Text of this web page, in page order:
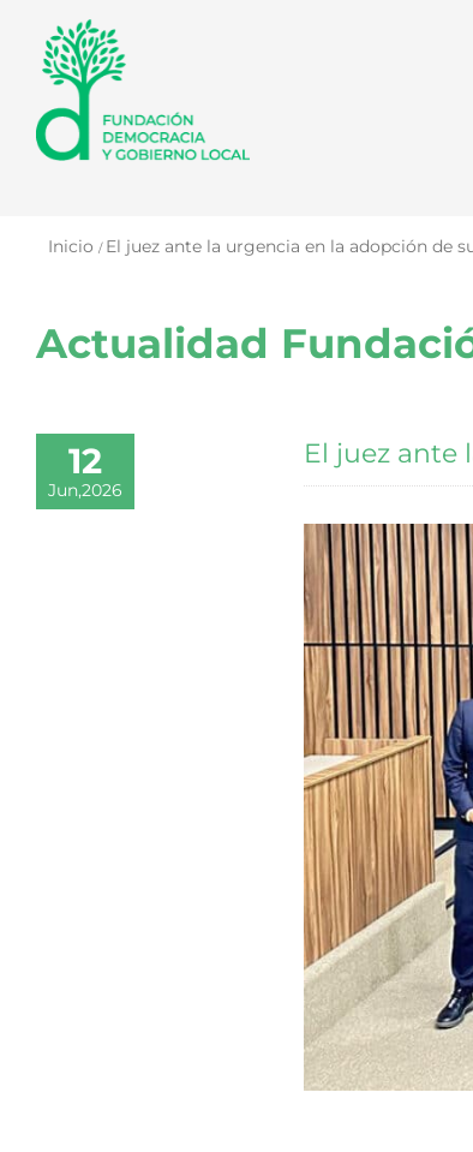
contenido
Inicio El juez ante la urgencia en la adopción de
Actualidad
12
Jun,2026
El juez ante